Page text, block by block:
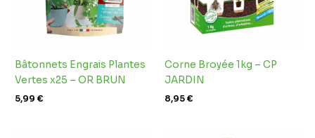
Bâtonnets Engrais Plantes
Vertes x25 – OR BRUN
5,99€
Corne Broyée 1kg – CP
JARDIN
8,95€